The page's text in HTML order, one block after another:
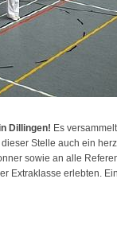
Dillingen! Es
Stelle auch ein
sowie an alle
Extraklasse erlebten.